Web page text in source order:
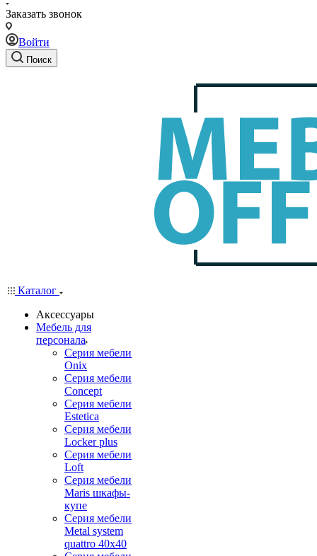
Заказать звонок
Войти
Поиск
Каталог
Аксессуары
Мебель для
персонала
Серия мебели
Onix
Серия мебели
Concept
Серия мебели
Estetica
Серия мебели
Locker plus
Серия мебели
Loft
Серия мебели
Maris шкафы-
купе
Серия мебели
Metal system
quattro 40x40